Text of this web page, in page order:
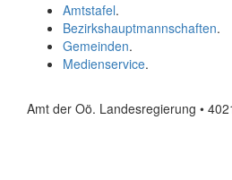
Amtstafel.
Bezirkshauptmannschaften.
Gemeinden.
Medienservice.
Amt der Oö. Landesregierung •